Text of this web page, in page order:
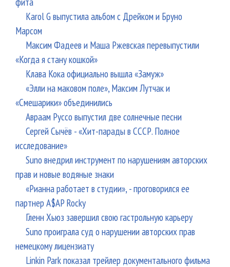
Karol G выпустила альбом с Дрейком и Бруно
Марсом
Максим Фадеев и Маша Ржевская перевыпустили
«Когда я стану кошкой»
Клава Кока официально вышла «Замуж»
«Элли на маковом поле», Максим Лутчак и
«Смешарики» объединились
Авраам Руссо выпустил две солнечные песни
Сергей Сычёв - «Хит-парады в СССР. Полное
исследование»
Suno внедрил инструмент по нарушениям авторских
прав и новые водяные знаки
«Рианна работает в студии», - проговорился ее
партнер A$AP Rocky
Гленн Хьюз завершил свою гастрольную карьеру
Suno проиграла суд о нарушении авторских прав
немецкому лицензиату
Linkin Park показал трейлер документального фильма